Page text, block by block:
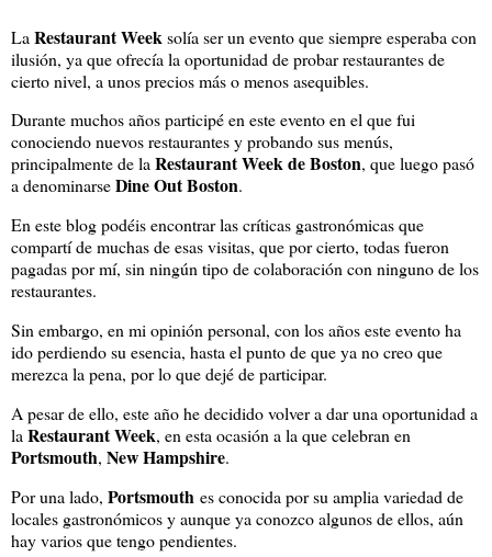
La Restaurant Weeksolía ser un evento que siempre esperaba con
ilusión, ya que ofrecía la oportunidad de probar restaurantes de
cierto nivel, a unos precios más o menos asequibles.
Durante muchos años participé en este evento en el que fui
conociendo nuevos restaurantes y probando sus menús,
principalmente de laRestaurant Week de Boston, que luego pasó
a denominarseDine Out Boston.
En este blog podéis encontrar las críticas gastronómicas que
compartí de muchas de esas visitas, que por cierto, todas fueron
pagadas por mí, sin ningún tipo de colaboración con ninguno de los
restaurantes.
Sin embargo, en mi opinión personal, con los años este evento ha
ido perdiendo su esencia, hasta el punto de que ya no creo que
merezca la pena, por lo que dejé de participar.
A pesar de ello, este año he decidido volver a dar una oportunidad a
la Restaurant Week, en esta ocasión a la que celebran en
Portsmouth, New Hampshire.
Por una lado, Portsmouth es conocida por su amplia variedad de
locales gastronómicos y aunque ya conozco algunos de ellos, aún
hay varios que tengo pendientes.